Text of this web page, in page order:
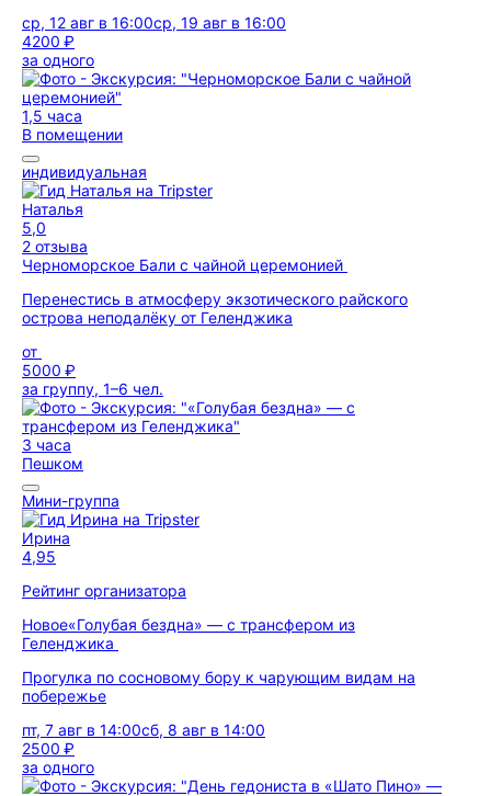
ср, 12 авг в 16:00ср, 19 авг в 16:00
4200 ₽
за одного
1,5 часа
В помещении
индивидуальная
Наталья
5,0
2 отзыва
Черноморское Бали с чайной церемонией
Перенестись в атмосферу экзотического райского
острова неподалёку от Геленджика
от
5000 ₽
за группу, 1–6 чел.
3 часа
Пешком
Мини-группа
Ирина
4,95
Рейтинг организатора
Новое«Голубая бездна» — с трансфером из
Геленджика
Прогулка по сосновому бору к чарующим видам на
побережье
пт, 7 авг в 14:00сб, 8 авг в 14:00
2500 ₽
за одного